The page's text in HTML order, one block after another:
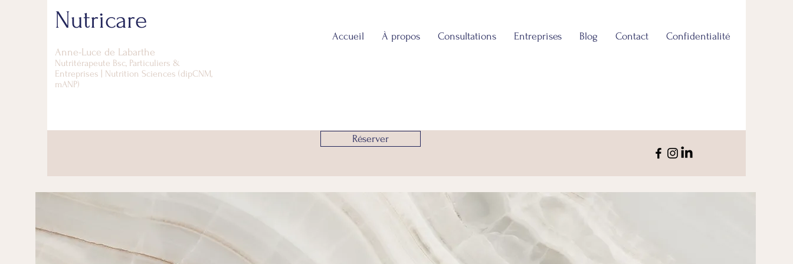
Nutricare
Anne-Luce de Labarthe
Nutritérapeute Bsc, Particuliers &
Entreprises | Nutrition Sciences (dipCNM,
mANP)
Accueil À propos Consultations Entreprises Blog Contact Confidentialité
Réserver